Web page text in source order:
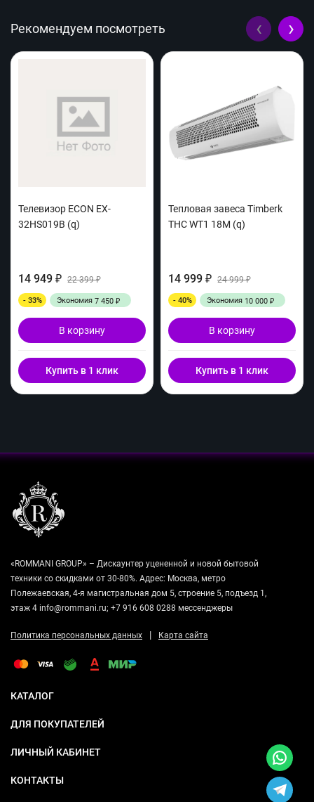
Рекомендуем посмотреть
Телевизор ECON EX-
32HS019B (q)
14 949 ₽ 22 399₽
- 33% Экономия 7 450 ₽
В корзину
Купить в 1 клик
Тепловая завеса Timberk
THC WT1 18M (q)
14 999 ₽ 24 999₽
- 40% Экономия 10 000 ₽
В корзину
Купить в 1 клик
‹ ›
«ROMMANI GROUP» – Дискаунтер уцененной и новой бытовой
техники со скидками от 30-80%. Адрес: Москва, метро
Полежаевская, 4-я магистральная дом 5, строение 5, подъезд 1,
этаж 4 info@rommani.ru; +7 916 608 0288 мессенджеры
Политика персональных данных | Карта сайта
КАТАЛОГ
ДЛЯ ПОКУПАТЕЛЕЙ
ЛИЧНЫЙ КАБИНЕТ
КОНТАКТЫ